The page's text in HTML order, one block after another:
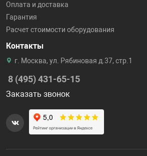
Оплата и доставка
Гарантия
Расчет стоимости оборудования
Контакты
г. Москва, ул. Рябиновая д.37, стр.1
8 (495) 431-65-15
Заказать звонок